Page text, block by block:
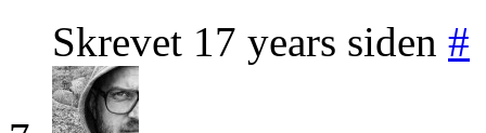
Skrevet 17 years siden #